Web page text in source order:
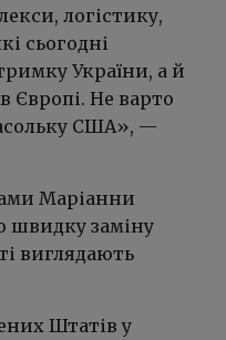
логістику,
сьогодні
України, а й
Європі. Не варто
США», —
Маріанни
швидку заміну
виглядають
Штатів у